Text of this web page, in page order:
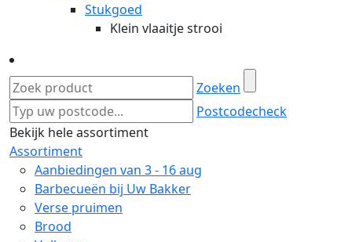
Stukgoed
Klein vlaaitje strooi
Zoeken
Postcodecheck
Bekijk hele assortiment
Assortiment
Aanbiedingen van 3 - 16 aug
Barbecueën bij Uw Bakker
Verse pruimen
Brood